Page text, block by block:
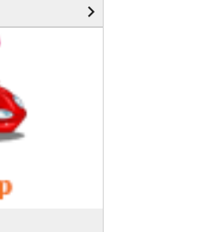
navigate_next